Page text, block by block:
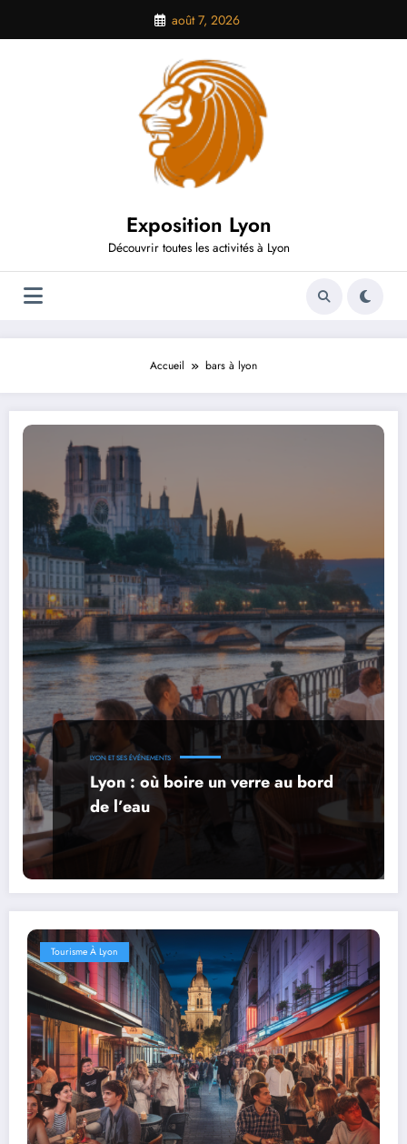
contenu
août 7, 2026
Exposition Lyon
Découvrir toutes les activités à Lyon
Accueil bars à lyon
LYON ET SES ÉVÉNEMENTS
Lyon : où boire un verre au bord
de l’eau
Tourisme À Lyon